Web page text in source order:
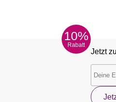
10%
Rabatt
Jetzt